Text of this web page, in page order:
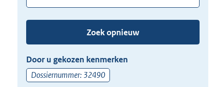
zoekterm
of
(dossier)nummer
in
of
de
pijl
beneden
Zoek opnieuw
Door u gekozen kenmerken
Dossiernummer: 32490